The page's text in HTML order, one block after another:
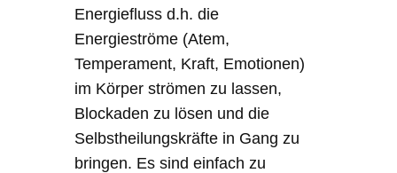
Energiefluss d.h. die
Energieströme (Atem,
Temperament, Kraft, Emotionen)
im Körper strömen zu lassen,
Blockaden zu lösen und die
Selbstheilungskräfte in Gang zu
bringen. Es sind einfach zu